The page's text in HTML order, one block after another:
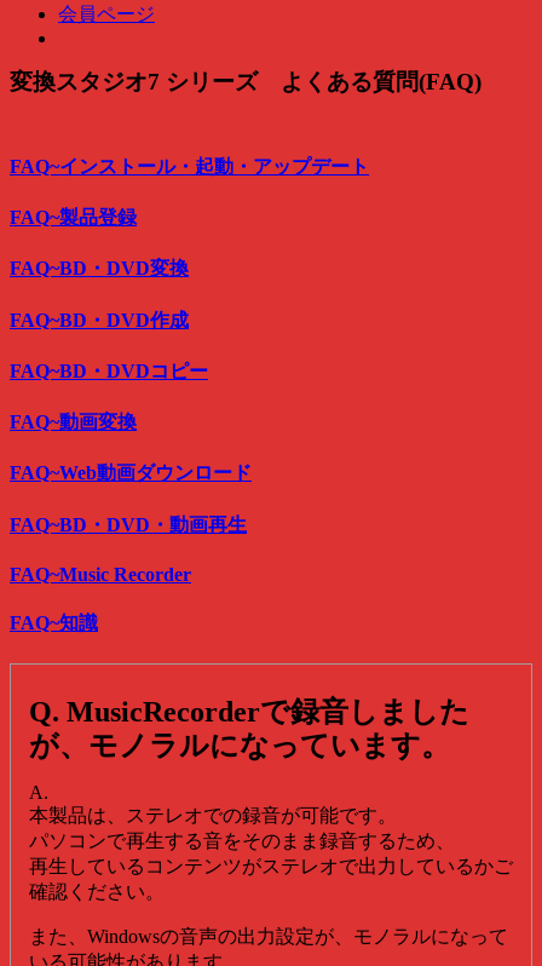
会員ページ
変換スタジオ7 シリーズ よくある質問(FAQ)
FAQ~インストール・起動・アップデート
FAQ~製品登録
FAQ~BD・DVD変換
FAQ~BD・DVD作成
FAQ~BD・DVDコピー
FAQ~動画変換
FAQ~Web動画ダウンロード
FAQ~BD・DVD・動画再生
FAQ~Music Recorder
FAQ~知識
Q. MusicRecorderで録音しました
が、モノラルになっています。
A.
本製品は、ステレオでの録音が可能です。
パソコンで再生する音をそのまま録音するため、
再生しているコンテンツがステレオで出力しているかご
確認ください。
また、Windowsの音声の出力設定が、モノラルになって
いる可能性があります。